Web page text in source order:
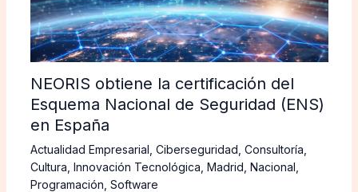
NEORIS obtiene la certificación del
Esquema Nacional de Seguridad (ENS)
en España
Actualidad Empresarial Ciberseguridad Consultoría
Cultura Innovación Tecnológica Madrid Nacional
Programación Software